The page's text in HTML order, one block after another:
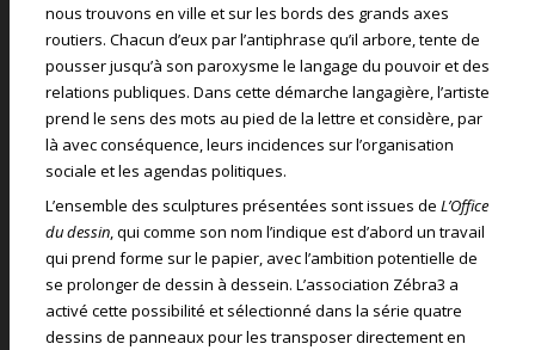
nous trouvons en ville et sur les bords des grands axes
routiers. Chacun d’eux par l’antiphrase qu’il arbore, tente de
pousser jusqu’à son paroxysme le langage du pouvoir et des
relations publiques. Dans cette démarche langagière, l’artiste
prend le sens des mots au pied de la lettre et considère, par
là avec conséquence, leurs incidences sur l’organisation
sociale et les agendas politiques.
L’ensemble des sculptures présentées sont issues de L’Office
du dessin, qui comme son nom l’indique est d’abord un travail
qui prend forme sur le papier, avec l’ambition potentielle de
se prolonger de dessin à dessein. L’association Zébra3 a
activé cette possibilité et sélectionné dans la série quatre
dessins de panneaux pour les transposer directement en